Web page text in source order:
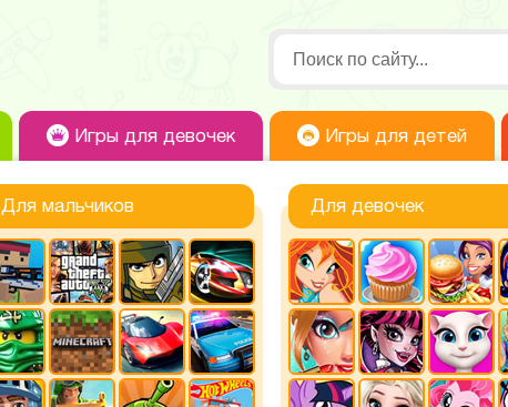
Игры для девочек Игры для детей
Для мальчиков Для девочек